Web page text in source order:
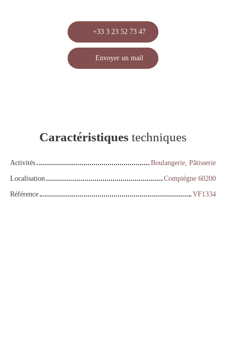
+33 3 23 52 73 47
Envoyer un mail
Caractéristiques techniques
Activités
Boulangerie, Pâtisserie
Localisation
Compiègne 60200
Référence
VF1334